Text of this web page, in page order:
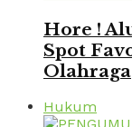
Hore !
Spot
Olahraga
Hukum